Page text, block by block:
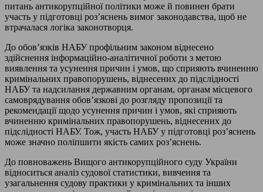
питань антикорупційної політики може й повинен брати
участь у підготовці роз’яснень вимог законодавства, щоб не
втрачалася логіка законотворця.
До обов’язків НАБУ профільним законом віднесено
здійснення інформаційно-аналітичної роботи з метою
виявлення та усунення причин і умов, що сприяють вчиненню
кримінальних правопорушень, віднесених до підслідності
НАБУ та надсилання державним органам, органам місцевого
самоврядування обов’язкові до розгляду пропозиції та
рекомендації щодо усунення причин і умов, які сприяють
вчиненню кримінальних правопорушень, віднесених до
підслідності НАБУ. Тож, участь НАБУ у підготовці роз’яснень
може значно поліпшити якість самих роз’яснень.
До повноважень Вищого антикорупційного суду України
відноситься аналіз судової статистики, вивчення та
узагальнення судову практики у кримінальних та інших